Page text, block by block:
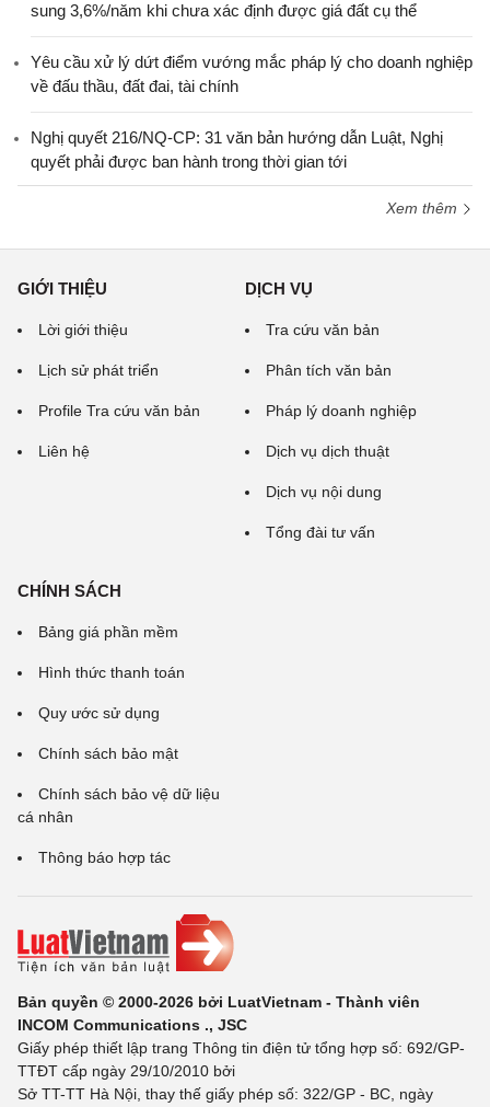
sung 3,6%/năm khi chưa xác định được giá đất cụ thể
Yêu cầu xử lý dứt điểm vướng mắc pháp lý cho doanh nghiệp
về đấu thầu, đất đai, tài chính
Nghị quyết 216/NQ-CP: 31 văn bản hướng dẫn Luật, Nghị
quyết phải được ban hành trong thời gian tới
Xem thêm
GIỚI THIỆU
Lời giới thiệu
Lịch sử phát triển
Profile Tra cứu văn bản
Liên hệ
DỊCH VỤ
Tra cứu văn bản
Phân tích văn bản
Pháp lý doanh nghiệp
Dịch vụ dịch thuật
Dịch vụ nội dung
Tổng đài tư vấn
CHÍNH SÁCH
Bảng giá phần mềm
Hình thức thanh toán
Quy ước sử dụng
Chính sách bảo mật
Chính sách bảo vệ dữ liệu
cá nhân
Thông báo hợp tác
Bản quyền © 2000-2026 bởi LuatVietnam - Thành viên
INCOM Communications ., JSC
Giấy phép thiết lập trang Thông tin điện tử tổng hợp số: 692/GP-
TTĐT cấp ngày 29/10/2010 bởi
Sở TT-TT Hà Nội, thay thế giấy phép số: 322/GP - BC, ngày